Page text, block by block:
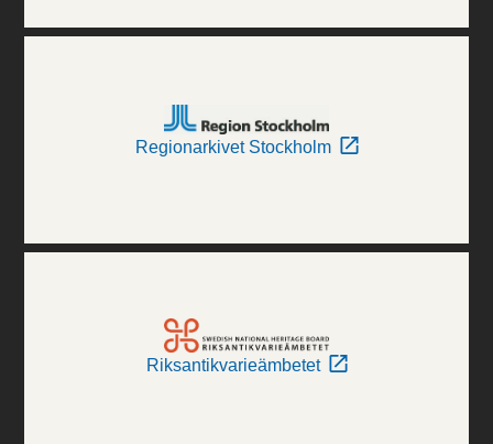
Regionarkivet Stockholm
Riksantikvarieämbetet